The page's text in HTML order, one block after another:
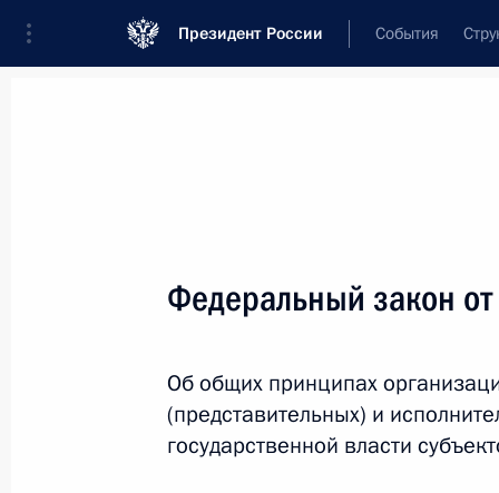
Президент России События
Текст в документе
Вид документа
Все
Федеральный закон
Об общих принципах
(представительных) и
государственной власти